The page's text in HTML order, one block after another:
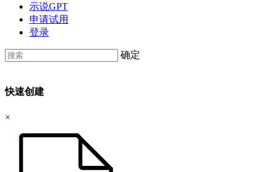
示说GPT
申请试用
登录
确定
快速创建
×